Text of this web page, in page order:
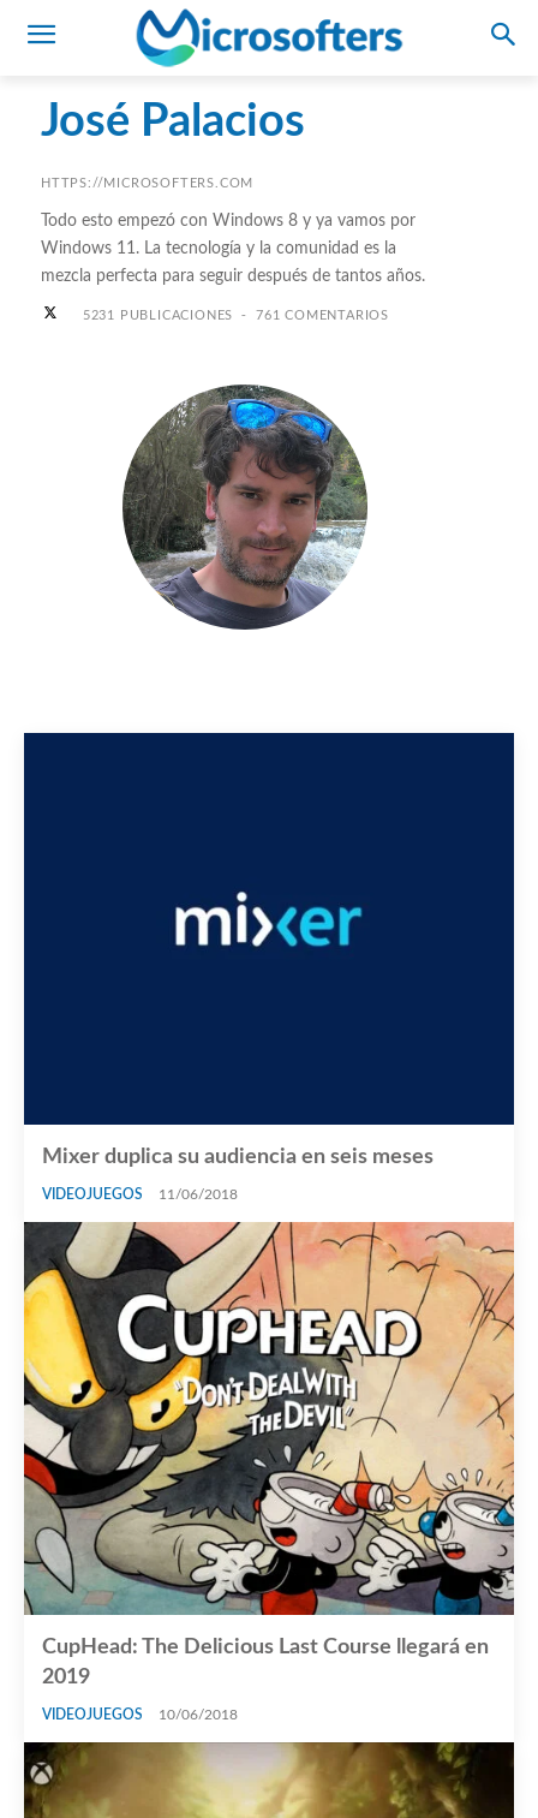
José Palacios
HTTPS://MICROSOFTERS.COM
Todo esto empezó con Windows 8 y ya vamos por
Windows 11. La tecnología y la comunidad es la
mezcla perfecta para seguir después de tantos años.
5231 PUBLICACIONES - 761 COMENTARIOS
Mixer duplica su audiencia en seis meses
VIDEOJUEGOS 11/06/2018
CupHead: The Delicious Last Course llegará en
2019
VIDEOJUEGOS 10/06/2018